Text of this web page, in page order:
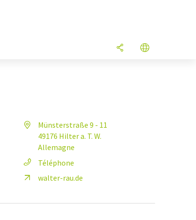
Münsterstraße 9 - 11
49176 Hilter a. T. W.
Allemagne
Téléphone
walter-rau.de